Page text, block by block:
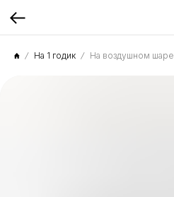
На 1 годик На воздушном шаре